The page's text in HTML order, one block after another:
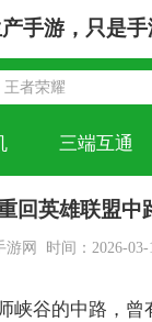
手游，只是手
三端互通
回英雄联盟中
游网 时间：2026-03-
峡谷的中路，曾